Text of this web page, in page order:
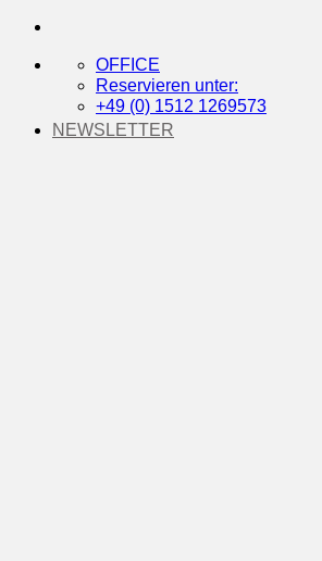
Zum
springen
OFFICE
Reservieren unter:
+49 (0) 1512 1269573
NEWSLETTER